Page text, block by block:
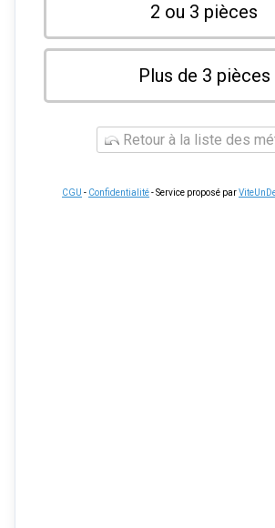
2 ou 3 pièces
Plus de 3 pièces
Retour à la liste des
CGU - Confidentialité- Service proposé par